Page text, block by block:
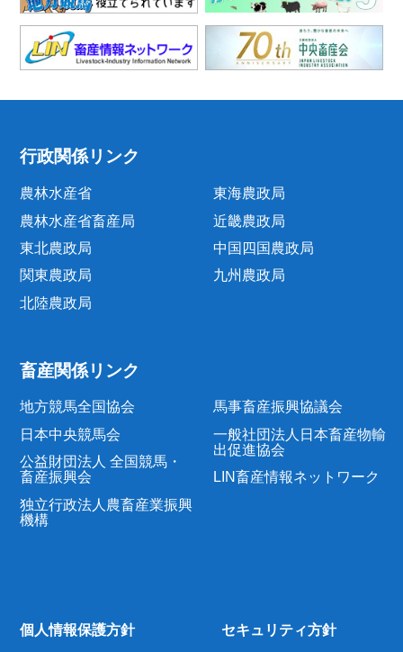
行政関係リンク
農林水産省
農林水産省畜産局
東北農政局
関東農政局
北陸農政局
東海農政局
近畿農政局
中国四国農政局
九州農政局
畜産関係リンク
地方競馬全国協会
日本中央競馬会
公益財団法人 全国競馬・
畜産振興会
独立行政法人農畜産業振興
機構
馬事畜産振興協議会
一般社団法人日本畜産物輸
出促進協会
LIN畜産情報ネットワーク
個人情報保護方針 セキュリティ方針